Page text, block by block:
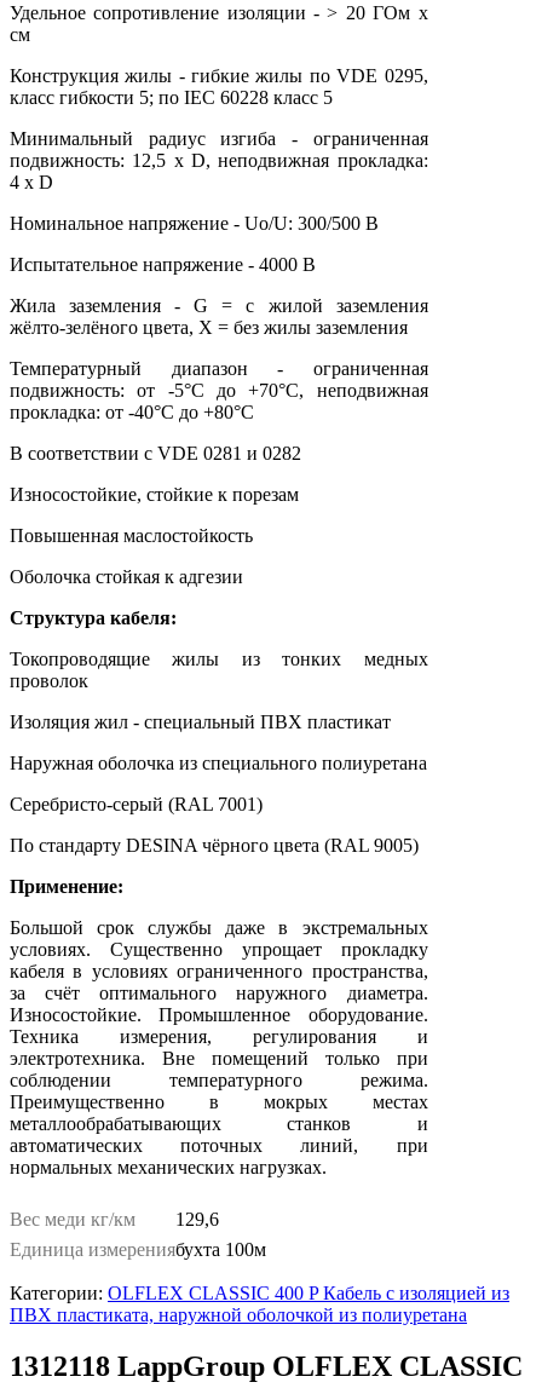
Удельное сопротивление изоляции - > 20 ГОм х
см
Конструкция жилы - гибкие жилы по VDE 0295,
класс гибкости 5; по IEC 60228 класс 5
Минимальный радиус изгиба - ограниченная
подвижность: 12,5 х D, неподвижная прокладка:
4 х D
Номинальное напряжение - Uo/U: 300/500 В
Испытательное напряжение - 4000 В
Жила заземления - G = с жилой заземления
жёлто-зелёного цвета, X = без жилы заземления
Температурный диапазон - ограниченная
подвижность: от -5°С до +70°С, неподвижная
прокладка: от -40°С до +80°С
В соответствии с VDE 0281 и 0282
Износостойкие, стойкие к порезам
Повышенная маслостойкость
Оболочка стойкая к адгезии
Структура кабеля:
Токопроводящие жилы из тонких медных
проволок
Изоляция жил - специальный ПВХ пластикат
Наружная оболочка из специального полиуретана
Серебристо-серый (RAL 7001)
По стандарту DESINA чёрного цвета (RAL 9005)
Применение:
Большой срок службы даже в экстремальных
условиях. Существенно упрощает прокладку
кабеля в условиях ограниченного пространства,
за счёт оптимального наружного диаметра.
Износостойкие. Промышленное оборудование.
Техника измерения, регулирования и
электротехника. Вне помещений только при
соблюдении температурного режима.
Преимущественно в мокрых местах
металлообрабатывающих станков и
автоматических поточных линий, при
нормальных механических нагрузках.
Вес меди кг/км
129,6
Единица измерениябухта 100м
Категории: OLFLEX CLASSIC 400 P Кабель с изоляцией из
ПВХ пластиката, наружной оболочкой из полиуретана
1312118 LappGroup OLFLEX CLASSIC